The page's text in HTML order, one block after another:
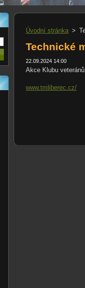
Úvodní stránka >
Technické
22.09.2024 14:00
Akce Klubu veteránů
www.tmliberec.cz/